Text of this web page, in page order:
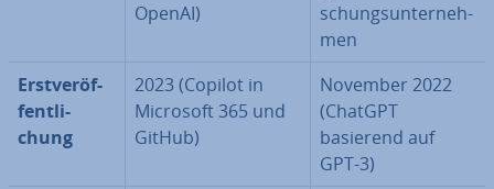
OpenAI)
schungs­un­ter­neh­
men
Erst­ver­öf­
fent­li­
chung
2023 (Copilot in
Microsoft 365 und
GitHub)
November 2022
(ChatGPT
basierend auf
GPT-3)